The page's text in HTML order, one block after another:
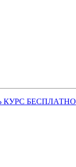
КУРС БЕСПЛАТНО